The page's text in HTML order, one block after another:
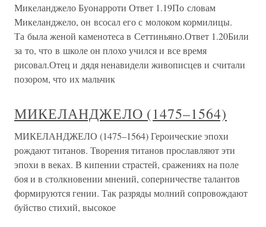
Микеланджело Буонарроти Ответ 1.19По словам
Микеланджело, он всосал его с молоком кормилицы.
Та была женой каменотеса в Сеттиньяно.Ответ 1.20Били
за то, что в школе он плохо учился и все время
рисовал.Отец и дядя ненавидели живописцев и считали
позором, что их мальчик
МИКЕЛАНДЖЕЛО (1475–1564)
МИКЕЛАНДЖЕЛО (1475–1564) Героические эпохи
рождают титанов. Творения титанов прославляют эти
эпохи в веках. В кипении страстей, сражениях на поле
боя и в столкновении мнений, соперничестве талантов
формируются гении. Так разряды молний сопровождают
буйство стихий, высокое